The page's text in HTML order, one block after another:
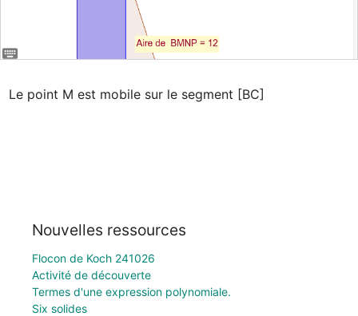
Le point M est mobile sur le segment [BC]
Nouvelles ressources
Flocon de Koch 241026
Activité de découverte
Termes d'une expression polynomiale.
Six solides